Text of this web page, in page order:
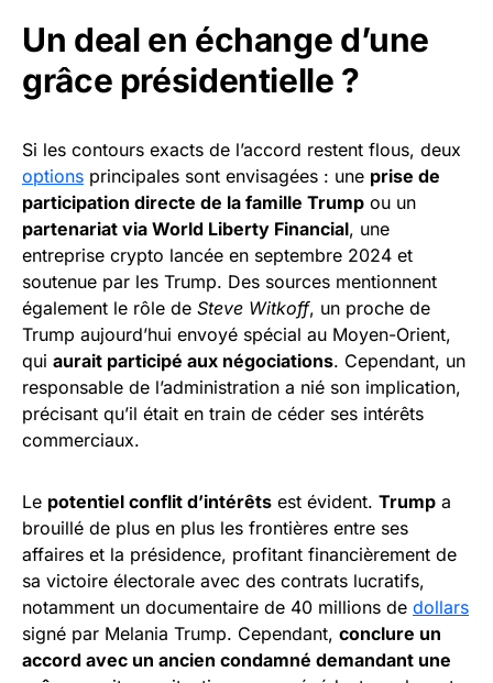
Un deal en échange d’une
grâce présidentielle ?
Si les contours exacts de l’accord restent flous, deux
options principales sont envisagées : une prise de
participation directe de la famille Trump ou un
partenariat via World Liberty Financial, une
entreprise crypto lancée en septembre 2024 et
soutenue par les Trump. Des sources mentionnent
également le rôle de Steve Witkoff, un proche de
Trump aujourd’hui envoyé spécial au Moyen-Orient,
qui aurait participé aux négociations. Cependant, un
responsable de l’administration a nié son implication,
précisant qu’il était en train de céder ses intérêts
commerciaux.
Le potentiel conflit d’intérêts est évident. Trump a
brouillé de plus en plus les frontières entre ses
affaires et la présidence, profitant financièrement de
sa victoire électorale avec des contrats lucratifs,
notamment un documentaire de 40 millions de dollars
signé par Melania Trump. Cependant, conclure un
accord avec un ancien condamné demandant une